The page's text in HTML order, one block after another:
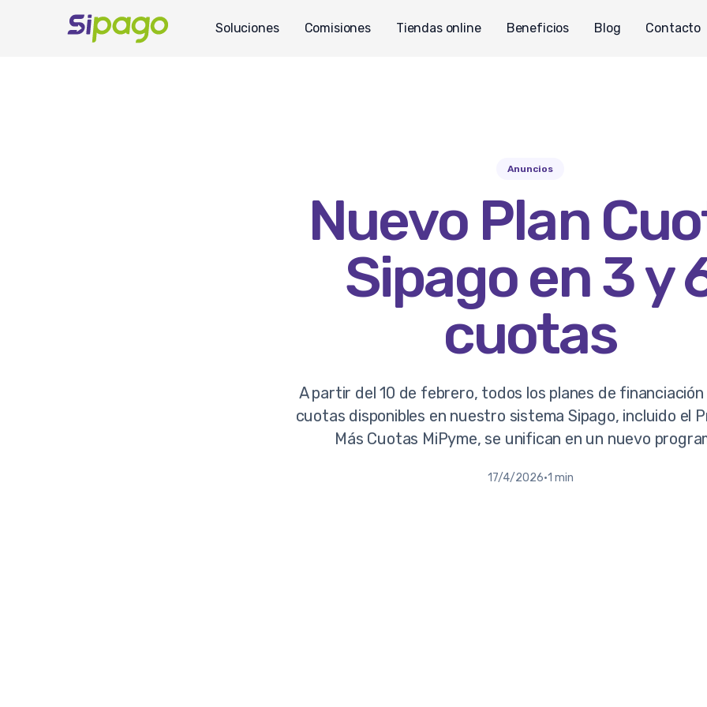
Soluciones Comisiones Tiendas online Beneficios Blog Contacto
Anuncios
Nuevo Plan
Sipago en 3 y
cuotas
A partir del 10 de febrero, todos los planes de financiación
cuotas disponibles en nuestro sistema Sipago, incluido el
Más Cuotas MiPyme, se unifican en un nuevo
17/4/2026·1 min